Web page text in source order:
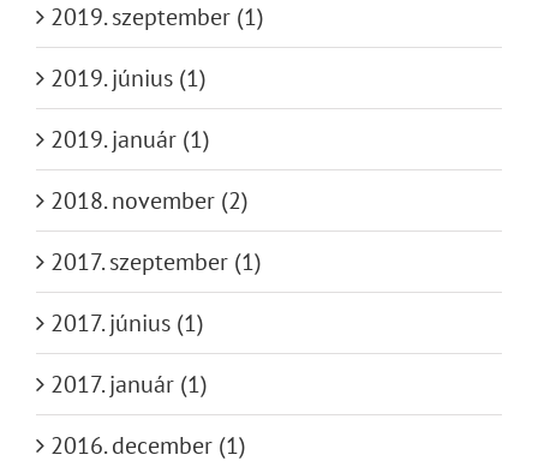
2019. szeptember (1)
2019. június (1)
2019. január (1)
2018. november (2)
2017. szeptember (1)
2017. június (1)
2017. január (1)
2016. december (1)